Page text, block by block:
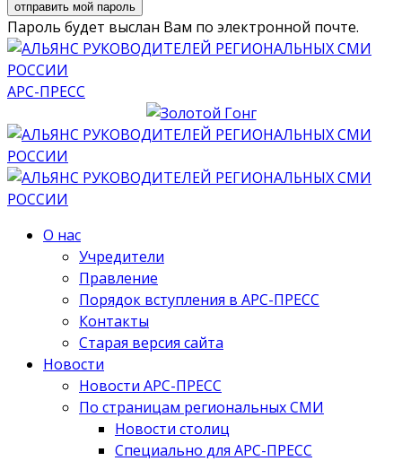
Пароль будет выслан Вам по электронной почте.
АРС-ПРЕСС
О нас
Учредители
Правление
Порядок вступления в АРС-ПРЕСС
Контакты
Старая версия сайта
Новости
Новости АРС-ПРЕСС
По страницам региональных СМИ
Новости столиц
Специально для АРС-ПРЕСС